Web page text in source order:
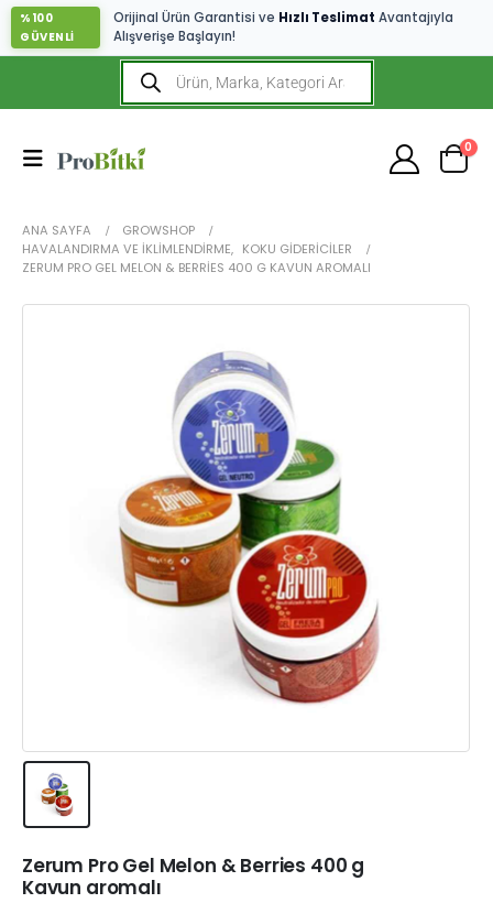
%100
GÜVENLİ
Orijinal Ürün Garantisi ve Hızlı Teslimat Avantajıyla
Alışverişe Başlayın!
0
ANA SAYFA
GROWSHOP
HAVALANDIRMA VE İKLIMLENDIRME, KOKU GIDERICILER
ZERUM PRO GEL MELON & BERRIES 400 G KAVUN AROMALI
Zerum Pro Gel Melon & Berries 400 g
Kavun aromalı